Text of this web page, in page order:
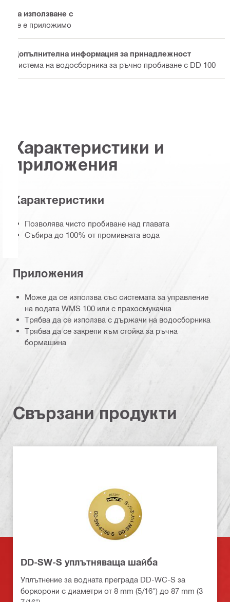
За използване с
не е приложимо
Допълнителна информация за принадлежност
Система на водосборника за ръчно пробиване с DD 100
Характеристики и
приложения
Характеристики
Позволява чисто пробиване над главата
Събира до 100% от промивната вода
Приложения
Може да се използва със системата за управление
на водата WMS 100 или с прахосмукачка
Трябва да се използва с държачи на водосборника
Трябва да се закрепи към стойка за ръчна
бормашина
Свързани продукти
DD-SW-S уплътняваща шайба
Уплътнение за водната преграда DD-WC-S за
боркорони с диаметри от 8 mm (5/16") до 87 mm (3